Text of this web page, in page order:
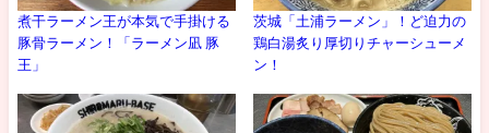
煮干ラーメン王が本気で手掛ける
豚骨ラーメン！「ラーメン凪 豚
王」
茨城「土浦ラーメン」！ど迫力の
鶏白湯炙り厚切りチャーシューメ
ン！